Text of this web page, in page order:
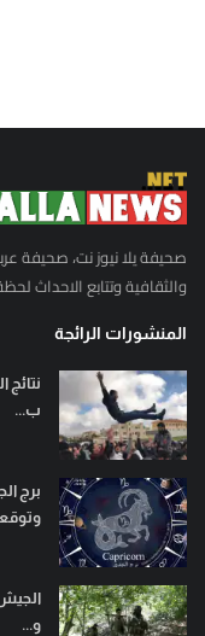
صحيفة يلا نيوز نت، صحيفة
والثقافية وتتابع الاحداث
المنشورات الرائجة
ب...
و...